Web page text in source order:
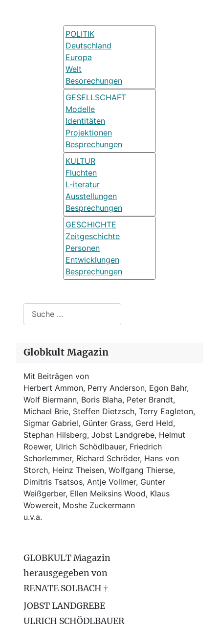
POLITIK
Deutschland
Europa
Welt
Besorechungen
GESELLSCHAFT
Modelle
Identitäten
Projektionen
Besprechungen
KULTUR
Fluchten
L-iteratur
Ausstellungen
Besprechungen
GESCHICHTE
Zeitgeschichte
Personen
Entwicklungen
Besprechungen
Globkult Magazin
Mit Beiträgen von
Herbert Ammon, Perry Anderson, Egon Bahr,
Wolf Biermann, Boris Blaha, Peter Brandt,
Michael Brie, Steffen Dietzsch, Terry Eagleton,
Sigmar Gabriel, Günter Grass, Gerd Held,
Stephan Hilsberg, Jobst Landgrebe, Helmut
Roewer, Ulrich Schödlbauer, Friedrich
Schorlemmer, Richard Schröder, Hans von
Storch, Heinz Theisen, Wolfgang Thierse,
Dimitris Tsatsos, Antje Vollmer, Gunter
Weißgerber, Ellen Meiksins Wood, Klaus
Wowereit, Moshe Zuckermann
u.v.a.
GLOBKULT Magazin
herausgegeben von
RENATE SOLBACH †
JOBST LANDGREBE
ULRICH SCHÖDLBAUER